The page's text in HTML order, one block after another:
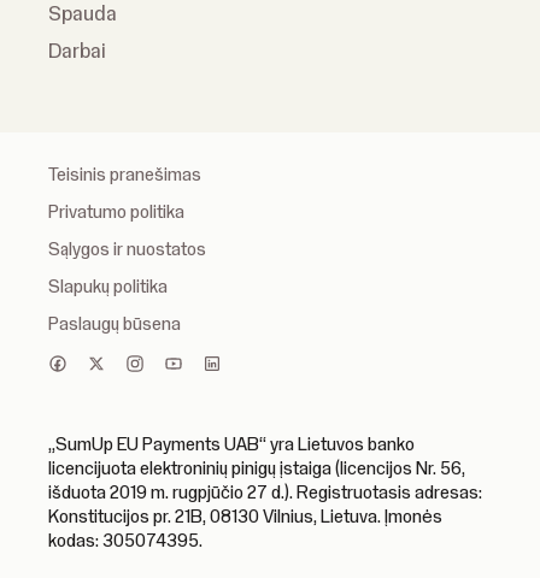
Spauda
Darbai
Teisinis pranešimas
Privatumo politika
Sąlygos ir nuostatos
Slapukų politika
Paslaugų būsena
„SumUp EU Payments UAB“ yra Lietuvos banko
licencijuota elektroninių pinigų įstaiga (licencijos Nr. 56,
išduota 2019 m. rugpjūčio 27 d.). Registruotasis adresas:
Konstitucijos pr. 21B, 08130 Vilnius, Lietuva. Įmonės
kodas: 305074395.